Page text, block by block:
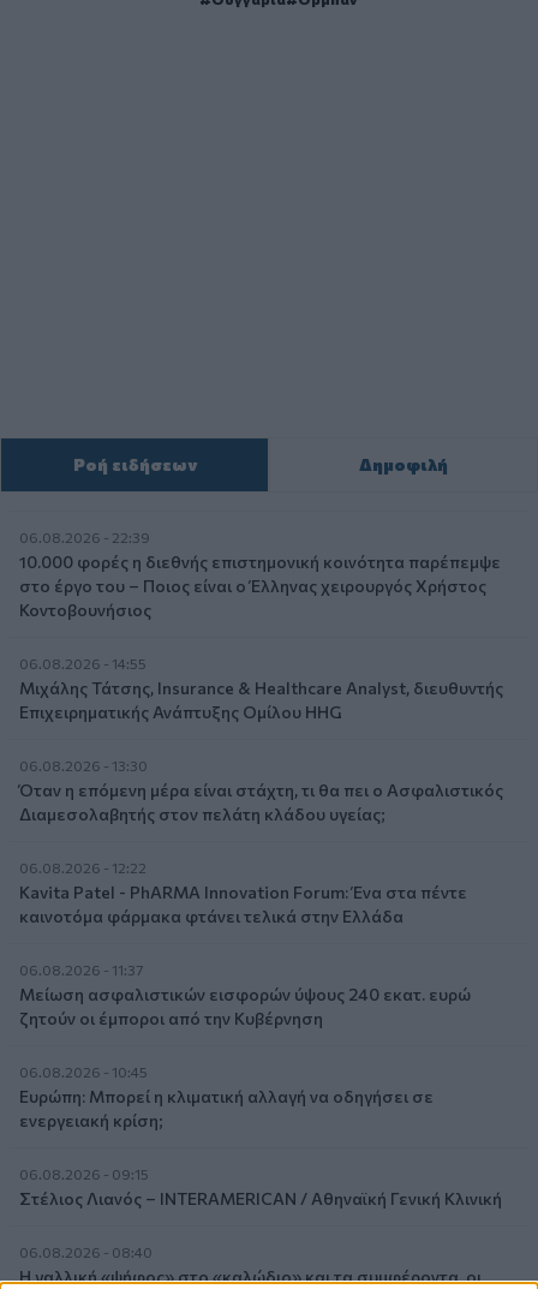
Ροή ειδήσεων Δημοφιλή
06.08.2026 - 22:39
10.000 φορές η διεθνής επιστημονική κοινότητα παρέπεμψε
στο έργο του – Ποιος είναι ο Έλληνας χειρουργός Χρήστος
Κοντοβουνήσιος
06.08.2026 - 14:55
Μιχάλης Τάτσης, Insurance & Healthcare Analyst, διευθυντής
Επιχειρηματικής Ανάπτυξης Ομίλου HHG
06.08.2026 - 13:30
Όταν η επόμενη μέρα είναι στάχτη, τι θα πει ο Ασφαλιστικός
Διαμεσολαβητής στον πελάτη κλάδου υγείας;
06.08.2026 - 12:22
Kavita Patel - PhARMA Innovation Forum: Ένα στα πέντε
καινοτόμα φάρμακα φτάνει τελικά στην Ελλάδα
06.08.2026 - 11:37
Μείωση ασφαλιστικών εισφορών ύψους 240 εκατ. ευρώ
ζητούν οι έμποροι από την Κυβέρνηση
06.08.2026 - 10:45
Ευρώπη: Μπορεί η κλιματική αλλαγή να οδηγήσει σε
ενεργειακή κρίση;
06.08.2026 - 09:15
Στέλιος Λιανός – INTERAMERICAN / Αθηναϊκή Γενική Κλινική
06.08.2026 - 08:40
Η γαλλική «ψήφος» στο «καλώδιο» και τα συμφέροντα, οι